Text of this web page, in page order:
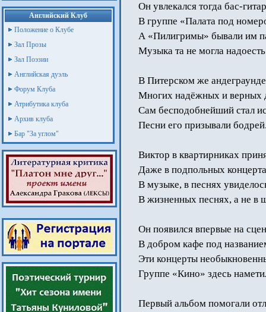
Английский Клуб
Положение о Клубе
Зал Прозы
Зал Поэзии
Английская дуэль
Форум Клуба
Атрибутика клуба
Архив клуба
Бар "За углом"
Он увлекался тогда бас-
В группе «Палата под
А «Пилигримы» бывали им
Музыка та не могла
В Питерском же
Многих надёжных и верных
Сам бесподобнейший стал
Песни его призывали
Виктор в квартирниках
Даже в подпольных
В музыке, в песнях
В жизненных песнях, а не в
Он появился впервые на
В добром кафе под
Эти концерты
Группе «Кино» здесь
Первый альбом помогали